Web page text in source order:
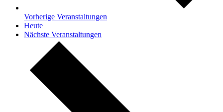
Vorherige Veranstaltungen
Heute
Nächste Veranstaltungen